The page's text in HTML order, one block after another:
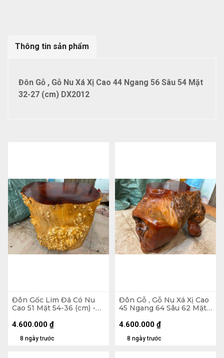
Thông tin sản phẩm
Đôn Gỗ , Gỗ Nu Xá Xị Cao 44 Ngang 56 Sâu 54 Mặt
32-27 (cm) DX2012
Đôn Gốc Lim Đá Có Nu
Cao 51 Mặt 54-36 (cm) -
8 ngày trước
4.600.000 ₫
Đôn Gỗ , Gỗ Nu Xá Xị Cao
45 Ngang 64 Sâu 62 Mặt
8 ngày trước
4.600.000 ₫